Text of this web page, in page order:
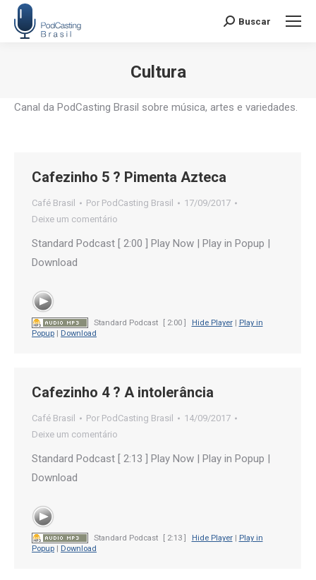
Search:
Buscar
Cultura
Canal da PodCasting Brasil sobre música, artes e variedades.
Cafezinho 5 ? Pimenta Azteca
Café Brasil Por PodCasting Brasil
17/09/2017
Deixe um comentário
Standard Podcast [ 2:00 ] Play Now | Play in Popup |
Download
Standard Podcast [ 2:00 ] Hide Player| Play in
Popup
Download
Cafezinho 4 ? A intolerância
Café Brasil Por PodCasting Brasil
14/09/2017
Deixe um comentário
Standard Podcast [ 2:13 ] Play Now | Play in Popup |
Download
Standard Podcast [ 2:13 ] Hide Player| Play in
Popup
Download